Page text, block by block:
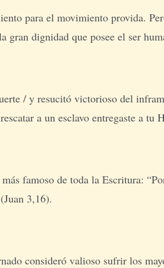
para el movimiento provida.
dignidad que posee el ser
/ y resucitó victorioso del
a un esclavo entregaste a tu
famoso de toda la Escritura:
3,16).
consideró valioso sufrir los